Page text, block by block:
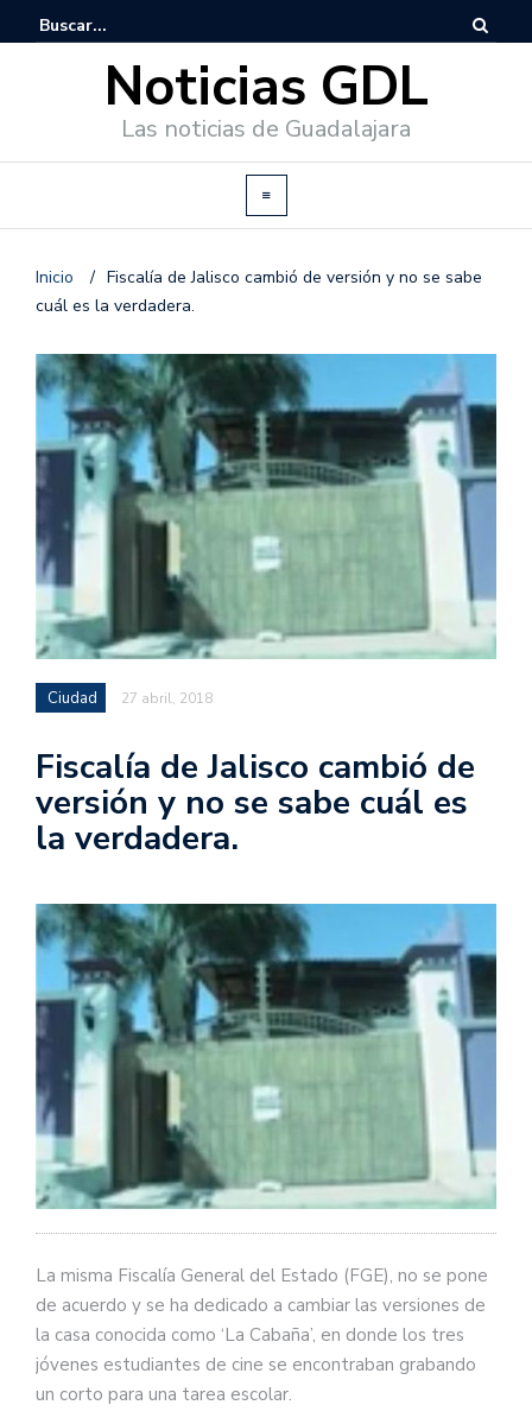
Noticias GDL
Las noticias de Guadalajara
Inicio / Fiscalía de Jalisco cambió de versión y no se sabe
cuál es la verdadera.
Ciudad 27 abril, 2018
Fiscalía de Jalisco cambió de
versión y no se sabe cuál es
la verdadera.
La misma Fiscalía General del Estado (FGE), no se pone
de acuerdo y se ha dedicado a cambiar las versiones de
la casa conocida como ‘La Cabaña’, en donde los tres
jóvenes estudiantes de cine se encontraban grabando
un corto para una tarea escolar.